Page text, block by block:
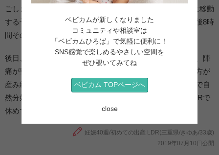
ごしました。産後2時間くらいその部屋で休んでから病室に移動
する予定が、出血が多く経過観察が必要となったため、産後8時
間その部屋で休むこととなりました。
後日、他の日に産んだ患者さんから聞いて知った話ですが、陣
痛が重なり混み合ってる日はLDRに入れず、大部屋で他の方が
産み終わるのを待つことになった人やオペ室の手術台の上で自
然分娩した人などがいたようです。私はのんびり半日もLDRで
休めて、タイミングが良かったのだなと思いました。
妊娠40週/初めての出産 LDR(三重県/きゆあ/33歳)
2019年07月10日公開
ベビカムが新しくなりました
コミュニティや相談室は
「ベビカムひろば」で気軽に便利に！
SNS感覚で楽しめるやさしい空間を
ぜひ覗いてみてね
ベビカム TOPページへ
close